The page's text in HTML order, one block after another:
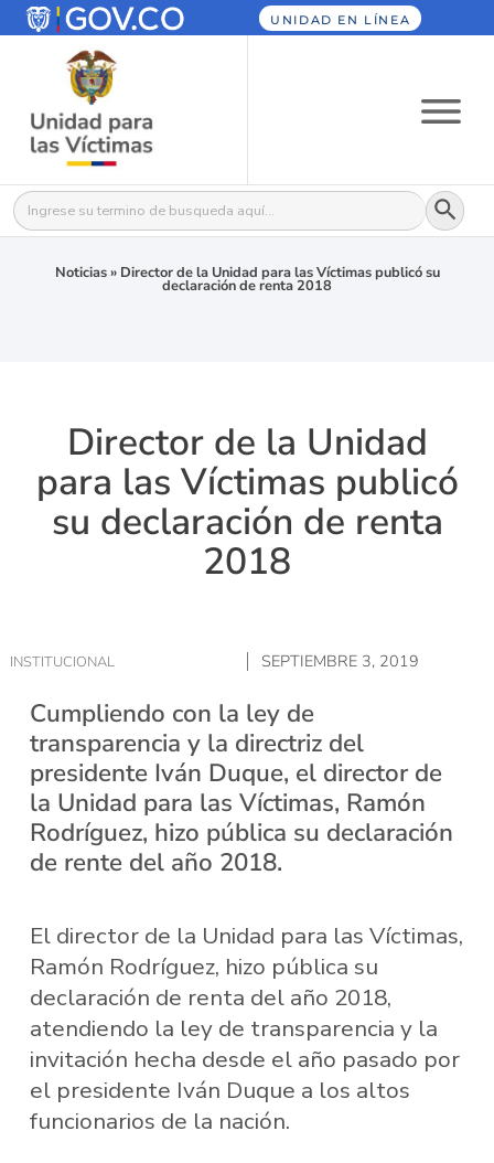
UNIDAD EN LÍNEA
Buscar: Botón
Noticias» Director de la Unidad para las Víctimas publicó su
declaración de renta 2018
Director de la Unidad
para las Víctimas publicó
su declaración de renta
2018
INSTITUCIONAL SEPTIEMBRE 3, 2019
Cumpliendo con la ley de
transparencia y la directriz del
presidente Iván Duque, el director de
la Unidad para las Víctimas, Ramón
Rodríguez, hizo pública su declaración
de rente del año 2018.
El director de la Unidad para las Víctimas,
Ramón Rodríguez, hizo pública su
declaración de renta del año 2018,
atendiendo la ley de transparencia y la
invitación hecha desde el año pasado por
el presidente Iván Duque a los altos
funcionarios de la nación.